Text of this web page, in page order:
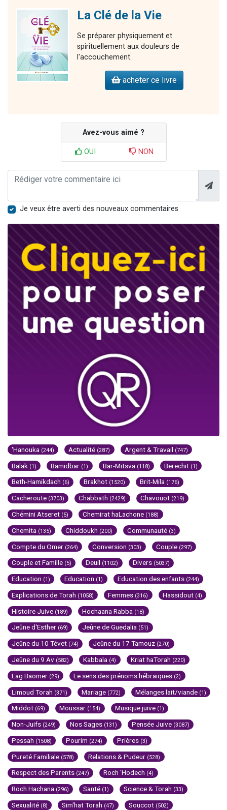
La Clé de la Vie
Se préparer physiquement et
spirituellement aux douleurs de
l'accouchement.
acheter ce livre
Avez-vous aimé ?
OUI NON
Je veux être averti des nouveaux commentaires
'Hanouka (244) Actualité (287) Argent & Travail (747)
Balak (1) Bamidbar (1) Bar-Mitsva (118) Berechit (1)
Beth-Hamikdach (6) Brakhot (1520) Brit-Mila (176)
Cacheroute (3703) Chabbath (2429) Chavouot (219)
Chémini Atseret (5) Chemirat haLachone (188)
Chemita (135) Chiddoukh (200) Communauté (3)
Compte du Omer (264) Conversion (303) Couple (297)
Couple et Famille (5) Deuil (1102) Divers (5037)
Education (1) Education (1) Education des enfants (244)
Explications de Torah (1058) Femmes (316) Hassidout (4)
Histoire Juive (189) Hochaana Rabba (18)
Jeûne d'Esther (69) Jeûne de Guedalia (51)
Jeûne du 10 Tévet (74) Jeûne du 17 Tamouz (270)
Jeûne du 9 Av (582) Kabbala (4) Kriat haTorah (220)
Lag Baomer (29) Le sens des prénoms hébraïques (2)
Limoud Torah (371) Mariage (772) Mélanges lait/viande (1)
Middot (69) Moussar (154) Musique juive (1)
Non-Juifs (249) Nos Sages (131) Pensée Juive (3087)
Pessah (1508) Pourim (274) Prières (3)
Pureté Familiale (578) Relations & Pudeur (528)
Respect des Parents (247) Roch 'Hodech (4)
Roch Hachana (296) Santé (1) Science & Torah (33)
Sexualité (8) Sim'hat Torah (47) Souccot (502)